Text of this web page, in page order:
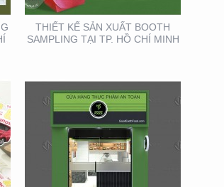
THIẾT KẾ SẢN XUẤT BOOTH
SAMPLING TẠI TP. HỒ CHÍ MINH
HỘI NGHỊ DA LIỄU
TOÀN QUỐC NĂM 2020